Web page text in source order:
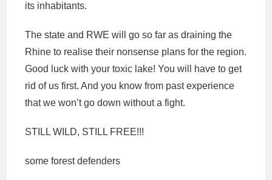
its inhabitants.
The state and RWE will go so far as draining the
Rhine to realise their nonsense plans for the region.
Good luck with your toxic lake! You will have to get
rid of us first. And you know from past experience
that we won’t go down without a fight.
STILL WILD, STILL FREE!!!
some forest defenders